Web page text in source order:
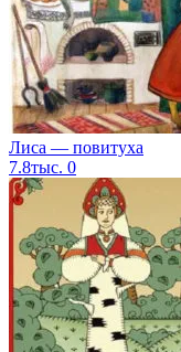
Лиса — повитуха
7.8тыс. 0